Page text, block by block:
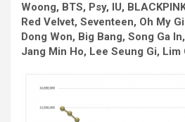
Woong, BTS, Psy, IU,
Red Velvet, Seventeen, Oh My
Dong Won, Big Bang, Song Ga
Jang Min Ho, Lee Seung Gi, Lim